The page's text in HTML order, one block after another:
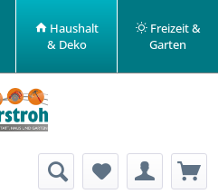
Haushalt
& Deko
Freizeit &
Garten